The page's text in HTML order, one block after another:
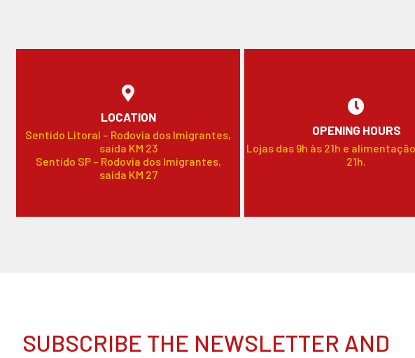
LOCATION
Sentido Litoral – Rodovia dos Imigrantes,
saída KM 23
Sentido SP – Rodovia dos Imigrantes,
saída KM 27
OPENING HOURS
Lojas das 9h às 21h e alimentação
21h.
SUBSCRIBE THE NEWSLETTER AND